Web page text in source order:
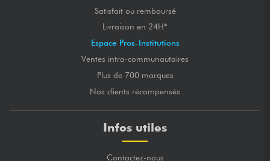
Satisfait ou remboursé
Livraison en 24H*
Espace Pros-Institutions
Ventes intra-communautaires
Plus de 700 marques
Nos clients récompensés
Infos utiles
Contactez-nous